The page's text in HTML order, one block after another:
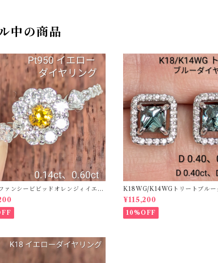
中の商品
ンシービビッドオレンジィイエロ
リング D 0.144ct D 0.60ct【PRO
】
K18WG/K14WGトリートブルー
ス 【PRO208939】
¥115,200
10%OFF